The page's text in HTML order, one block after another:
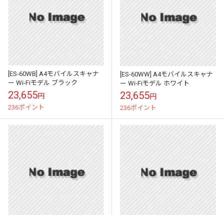
[ES-60WB] A4モバイルスキャナ
ー Wi-Fiモデル ブラック
23,655円
236ポイント
[ES-60WW] A4モバイルスキャナ
ー Wi-Fiモデル ホワイト
23,655円
236ポイント